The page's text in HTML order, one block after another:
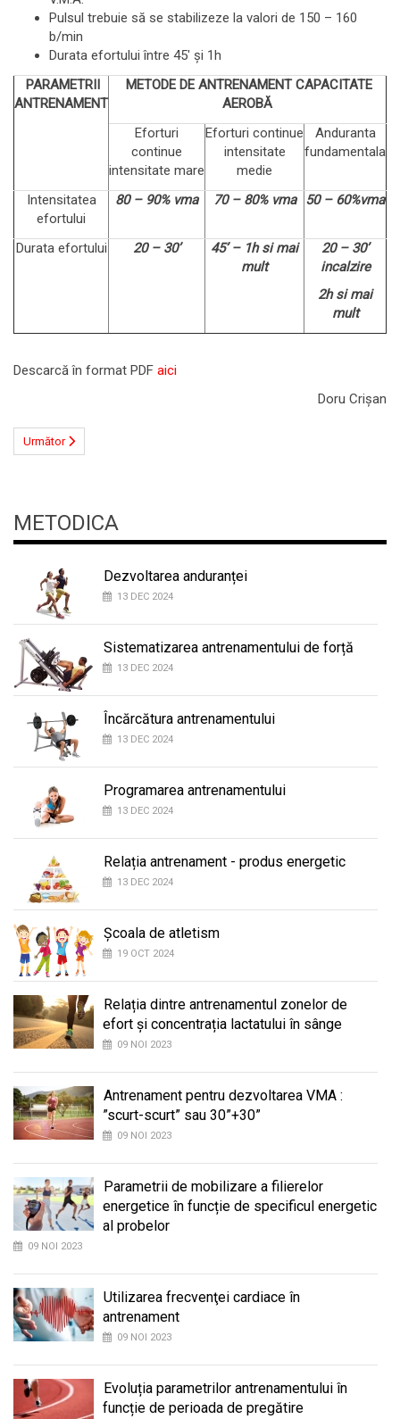
Pulsul trebuie să se stabilizeze la valori de 150 – 160
b/min
Durata efortului între 45ʹ și 1h
PARAMETRII
ANTRENAMENT
METODE DE ANTRENAMENT CAPACITATE
AEROBĂ
Eforturi
continue
intensitate mare
Eforturi continue
intensitate
medie
Anduranta
fundamentala
Intensitatea
efortului
80 – 90% vma 70 – 80% vma 50 – 60%vma
Durata efortului 20 – 30’
45’ – 1h si mai
mult
20 – 30’
incalzire
2h si mai
mult
Descarcă în format PDF aici
Doru Crișan
Următor
METODICA
Dezvoltarea anduranței
13 DEC 2024
Sistematizarea antrenamentului de forță
13 DEC 2024
Încărcătura antrenamentului
13 DEC 2024
Programarea antrenamentului
13 DEC 2024
Relația antrenament - produs energetic
13 DEC 2024
Școala de atletism
19 OCT 2024
Relația dintre antrenamentul zonelor de
efort și concentrația lactatului în sânge
09 NOI 2023
Antrenament pentru dezvoltarea VMA :
”scurt-scurt” sau 30”+30”
09 NOI 2023
Parametrii de mobilizare a filierelor
energetice în funcție de specificul energetic
al probelor
09 NOI 2023
Utilizarea frecvenţei cardiace în
antrenament
09 NOI 2023
Evoluția parametrilor antrenamentului în
funcție de perioada de pregătire